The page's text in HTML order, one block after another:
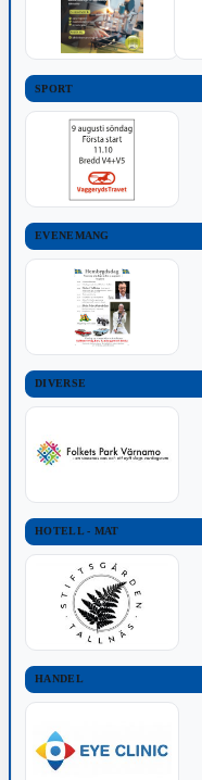
SPORT
EVENEMANG
DIVERSE
HOTELL - MAT
HANDEL